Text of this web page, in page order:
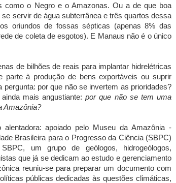
como o Negro e o Amazonas. Ou a de que boa
servir de água subterrânea e três quartos dessa
oriundos de fossas sépticas (apenas 8% das
de coleta de esgotos). E Manaus não é o único
de bilhões de reais para implantar hidrelétricas
parte à produção de bens exportáveis ou suprir
por que não se invertem as prioridades?
mais angustiante:por que não se tem uma
Amazônia?
alentadora: apoiado pelo Museu da Amazônia -
Brasileira para o Progresso da Ciência (SBPC)
um grupo de geólogos, hidrogeólogos,
que já se dedicam ao estudo e gerenciamento
reuniu-se para preparar um documento com
públicas dedicadas às questões climáticas,